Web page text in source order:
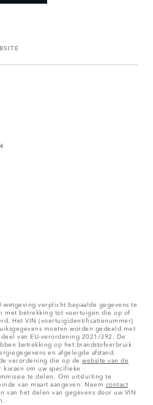
wetgeving verplicht bepaalde gegevens te
met betrekking tot voertuigen die op of
Het VIN (voertuigidentificatienummer)
moeten worden gedeeld met
van EU-verordening 2021/392. De
betrekking op het brandstofverbruik
en afgelegde afstand.
verordening die op dewebsite van de
om uw specifieke
te delen. Om uitsluiting te
van maart aangeven. Neem contact
van het delen van gegevens door uw VIN